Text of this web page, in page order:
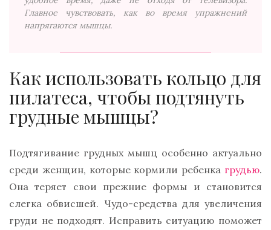
Главное чувствовать, как во время упражнений
напрягаются мышцы.
Как использовать кольцо для
пилатеса, чтобы подтянуть
грудные мышцы?
Подтягивание грудных мышц особенно актуально
среди женщин, которые кормили ребенка грудью.
Она теряет свои прежние формы и становится
слегка обвисшей. Чудо-средства для увеличения
груди не подходят. Исправить ситуацию поможет